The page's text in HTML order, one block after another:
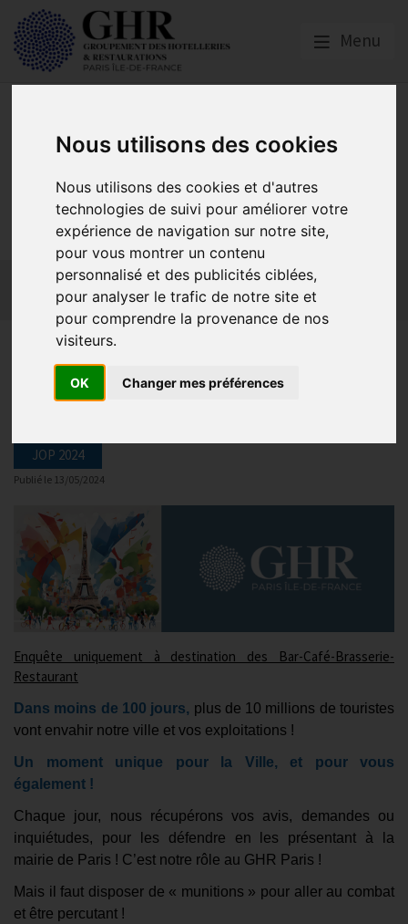
Nous utilisons des cookies
Nous utilisons des cookies et d'autres
technologies de suivi pour améliorer votre
expérience de navigation sur notre site,
pour vous montrer un contenu
personnalisé et des publicités ciblées,
pour analyser le trafic de notre site et
pour comprendre la provenance de nos
visiteurs.
OK Changer mes préférences
Menu
GHR PARIS ÎLE-DE-
FRANCE
Actualités Qui sommes-nous ?
GHR National
Partenaires
Contact adhésion
J.O. 2024 Paris, prenez 5 mn
pour nous répondre !
JOP 2024
Publié le 13/05/2024
Enquête uniquement à destination des Bar-Café-Brasserie-
Restaurant
Dans moins de 100 jours, plus de 10 millions de touristes
vont envahir notre ville et vos exploitations !
Un moment unique pour la Ville, et pour vous
également !
Chaque jour, nous récupérons vos avis, demandes ou
inquiétudes, pour les défendre en les présentant à la
mairie de Paris ! C’est notre rôle au GHR Paris !
Mais il faut disposer de « munitions » pour aller au combat
et être percutant !